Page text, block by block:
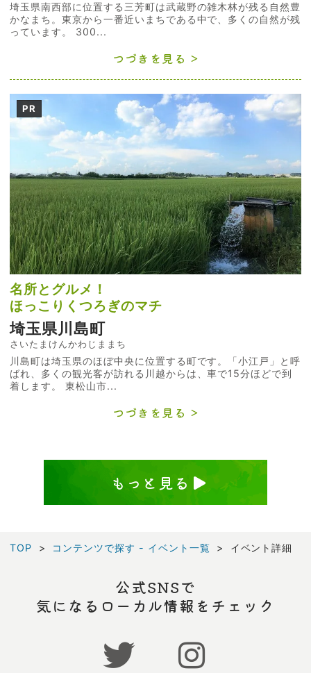
埼玉県南西部に位置する三芳町は武蔵野の雑木林が残る自然豊
かなまち。東京から一番近いまちである中で、多くの自然が残
っています。 300...
つづきを見る
PR
名所とグルメ！
ほっこりくつろぎのマチ
埼玉県川島町
さいたまけんかわじままち
川島町は埼玉県のほぼ中央に位置する町です。「小江戸」と呼
ばれ、多くの観光客が訪れる川越からは、車で15分ほどで到
着します。 東松山市...
つづきを見る
もっと見る
TOP コンテンツで探す - イベント一覧 イベント詳細
公式SNSで
気になるローカル情報をチェック